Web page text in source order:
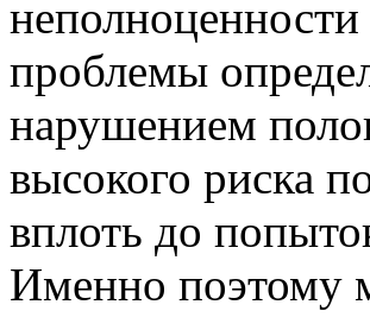
проблемы
нарушением
высокого риска
вплоть до
Именно поэтому